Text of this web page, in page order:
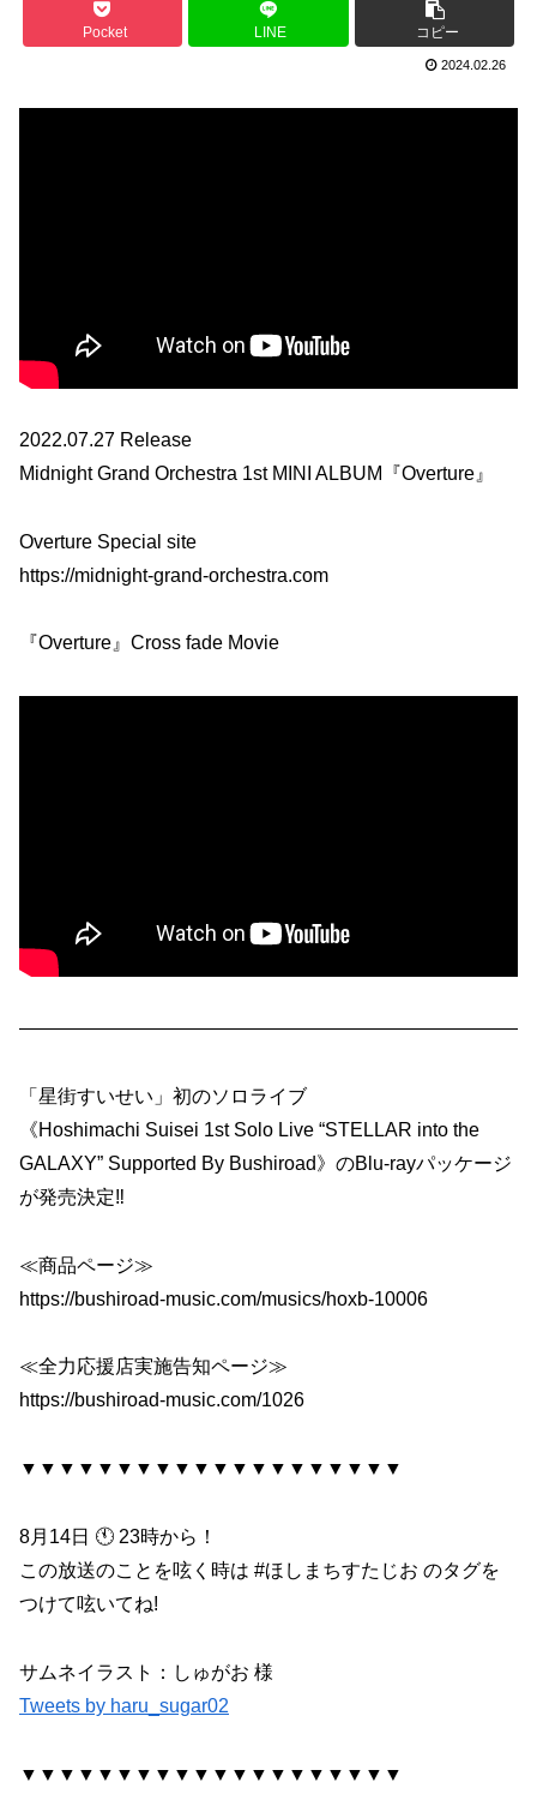
Pocket LINE コピー
2024.02.26
2022.07.27 Release
Midnight Grand Orchestra 1st MINI ALBUM『Overture』
Overture Special site
https://midnight-grand-orchestra.com
『Overture』Cross fade Movie
——————————————————————————
「星街すいせい」初のソロライブ
《Hoshimachi Suisei 1st Solo Live “STELLAR into the
GALAXY” Supported By Bushiroad》のBlu-rayパッケージ
が発売決定‼
≪商品ページ≫
https://bushiroad-music.com/musics/hoxb-10006
≪全力応援店実施告知ページ≫
https://bushiroad-music.com/1026
▼▼▼▼▼▼▼▼▼▼▼▼▼▼▼▼▼▼▼▼
8月14日 🕚 23時から！
この放送のことを呟く時は #ほしまちすたじお のタグを
つけて呟いてね!
サムネイラスト：しゅがお 様
Tweets by haru_sugar02
▼▼▼▼▼▼▼▼▼▼▼▼▼▼▼▼▼▼▼▼